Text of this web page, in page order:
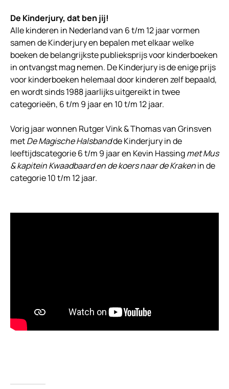
De Kinderjury, dat ben jij!
Alle kinderen in Nederland van 6 t/m 12 jaar vormen
samen de Kinderjury en bepalen met elkaar welke
boeken de belangrijkste publieksprijs voor kinderboeken
in ontvangst mag nemen. De Kinderjury is de enige prijs
voor kinderboeken helemaal door kinderen zelf bepaald,
en wordt sinds 1988 jaarlijks uitgereikt in twee
categorieën, 6 t/m 9 jaar en 10 t/m 12 jaar.
Vorig jaar wonnen Rutger Vink & Thomas van Grinsven
metDe Magische Halsbandde Kinderjury in de
leeftijdscategorie 6 t/m 9 jaar en Kevin Hassingmet Mus
& kapitein Kwaadbaard en de koers naar de Krakenin de
categorie 10 t/m 12 jaar.